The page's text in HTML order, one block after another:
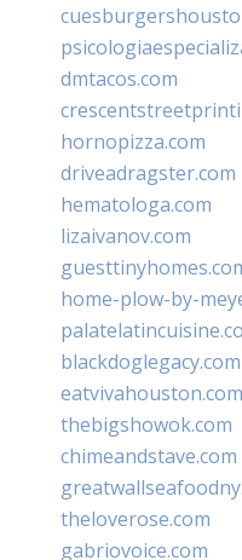
dmtacos.com
hornopizza.com
driveadragster.com
hematologa.com
lizaivanov.com
home-plow-by-
blackdoglegacy.com
eatvivahouston.com
thebigshowok.com
chimeandstave.com
theloverose.com
gabriovoice.com